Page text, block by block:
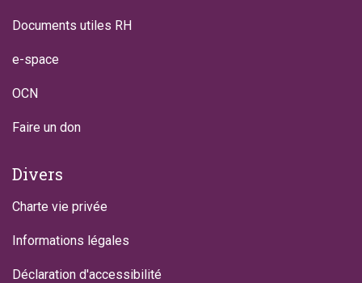
Documents utiles RH
e-space
OCN
Faire un don
Divers
Charte vie privée
Informations légales
Déclaration d'accessibilité